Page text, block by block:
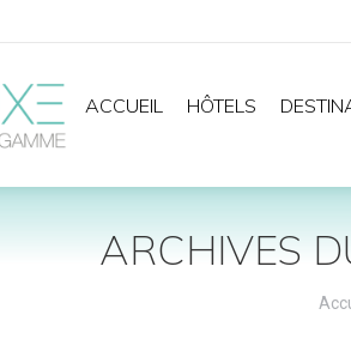
ACCUEIL HÔTELS
ARCHIVES